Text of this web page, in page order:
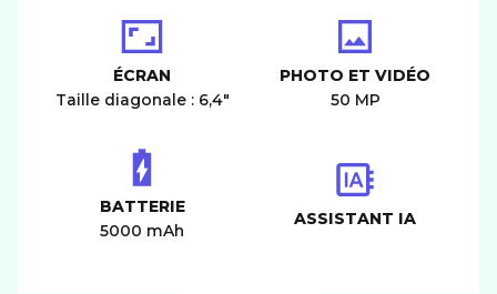
ÉCRAN
Taille diagonale : 6,4"
PHOTO ET VIDÉO
50 MP
BATTERIE
5000 mAh
ASSISTANT IA